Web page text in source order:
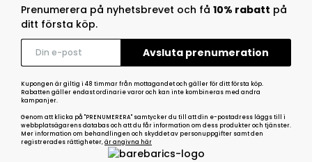
Prenumerera på nyhetsbrevet och få 10% rabatt på
ditt första köp.
Kupongen är giltig i 48 timmar från mottagandet och gäller för ditt första köp.
Rabatten gäller endast ordinarie varor och kan inte kombineras med andra
kampanjer.
Genom att klicka på "PRENUMERERA" samtycker du till att din e-postadress läggs till i
webbplatsägarens databas och att du får information om dess produkter och tjänster.
Mer information om behandlingen och skyddet av personuppgifter samt den
registrerades rättigheter,är angivna här